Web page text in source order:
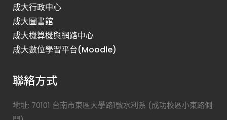
成大行政中心
成大圖書館
成大機算機與網路中心
成大數位學習平台(Moodle)
聯絡方式
地址: 70101 台南市東區大學路1號水利系 (成功校區小東路側